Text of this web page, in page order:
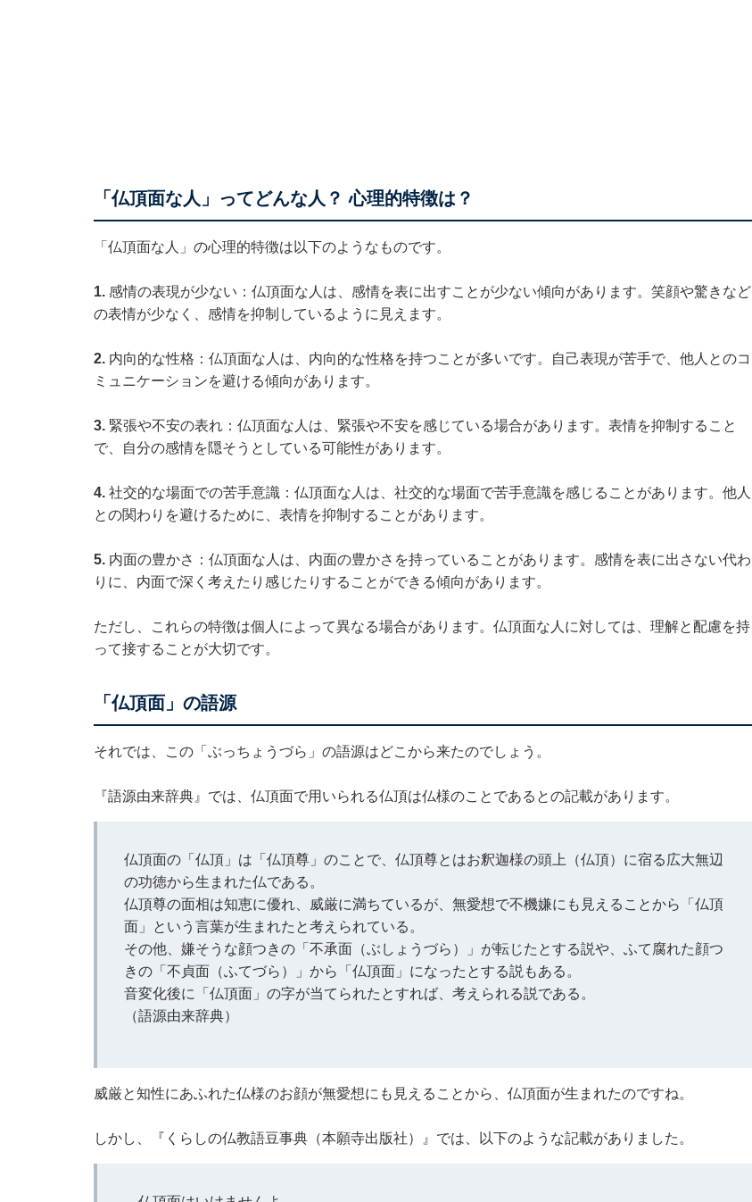
「仏頂面な人」ってどんな人？ 心理的特徴は？
「仏頂面な人」の心理的特徴は以下のようなものです。
1.感情の表現が少ない：仏頂面な人は、感情を表に出すことが少ない傾向があります。笑顔や驚きなど
の表情が少なく、感情を抑制しているように見えます。
2.内向的な性格：仏頂面な人は、内向的な性格を持つことが多いです。自己表現が苦手で、他人とのコ
ミュニケーションを避ける傾向があります。
3.緊張や不安の表れ：仏頂面な人は、緊張や不安を感じている場合があります。表情を抑制すること
で、自分の感情を隠そうとしている可能性があります。
4.社交的な場面での苦手意識：仏頂面な人は、社交的な場面で苦手意識を感じることがあります。他人
との関わりを避けるために、表情を抑制することがあります。
5.内面の豊かさ：仏頂面な人は、内面の豊かさを持っていることがあります。感情を表に出さない代わ
りに、内面で深く考えたり感じたりすることができる傾向があります。
ただし、これらの特徴は個人によって異なる場合があります。仏頂面な人に対しては、理解と配慮を持
って接することが大切です。
「仏頂面」の語源
それでは、この「ぶっちょうづら」の語源はどこから来たのでしょう。
『語源由来辞典』では、仏頂面で用いられる仏頂は仏様のことであるとの記載があります。
仏頂面の「仏頂」は「仏頂尊」のことで、仏頂尊とはお釈迦様の頭上（仏頂）に宿る広大無辺
の功徳から生まれた仏である。
仏頂尊の面相は知恵に優れ、威厳に満ちているが、無愛想で不機嫌にも見えることから「仏頂
面」という言葉が生まれたと考えられている。
その他、嫌そうな顔つきの「不承面（ぶしょうづら）」が転じたとする説や、ふて腐れた顔つ
きの「不貞面（ふてづら）」から「仏頂面」になったとする説もある。
音変化後に「仏頂面」の字が当てられたとすれば、考えられる説である。
（語源由来辞典）
威厳と知性にあふれた仏様のお顔が無愛想にも見えることから、仏頂面が生まれたのですね。
しかし、『くらしの仏教語豆事典（本願寺出版社）』では、以下のような記載がありました。